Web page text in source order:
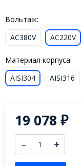
Вольтаж:
AC380V
AC220V
Материал корпуса:
AISI304
AISI316
19 078₽
– +